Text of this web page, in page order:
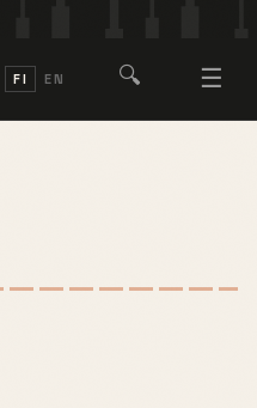
FI EN 🔍 ☰